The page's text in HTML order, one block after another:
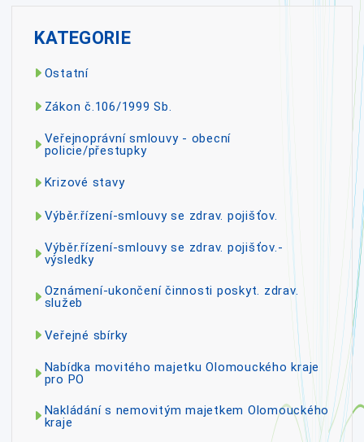
KATEGORIE
Ostatní
Zákon č.106/1999 Sb.
Veřejnoprávní smlouvy - obecní
policie/přestupky
Krizové stavy
Výběr.řízení-smlouvy se zdrav. pojišťov.
Výběr.řízení-smlouvy se zdrav. pojišťov.-
výsledky
Oznámení-ukončení činnosti poskyt. zdrav.
služeb
Veřejné sbírky
Nabídka movitého majetku Olomouckého kraje
pro PO
Nakládání s nemovitým majetkem Olomouckého
kraje